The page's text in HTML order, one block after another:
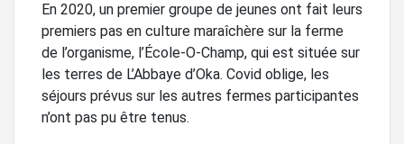
En 2020, un premier groupe de jeunes ont fait leurs
premiers pas en culture maraîchère sur la ferme
de l’organisme, l’École-O-Champ, qui est située sur
les terres de L’Abbaye d’Oka. Covid oblige, les
séjours prévus sur les autres fermes participantes
n’ont pas pu être tenus.